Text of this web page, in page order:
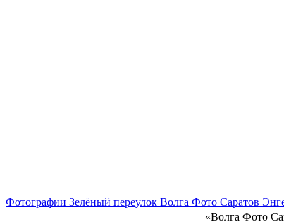
Фотографии Зелёный переулок Волга Фото Саратов
«Волга Фото